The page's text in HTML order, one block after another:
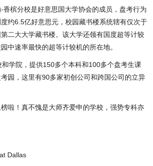
香槟分校是好意思国大学协会的成员，盘考行为
约6.5亿好意思元，校园藏书楼系统辖有仅次于
二大大学藏书楼。该大学还领有国度超等计较
中速率最快的超等计较机的所在地。
学院，提供150多个本科和100多个盘考生课
园，这里有90多家初创公司和跨国公司的立异
啦！真不愧是大师齐爱申的学校，强势专科亦
Dallas